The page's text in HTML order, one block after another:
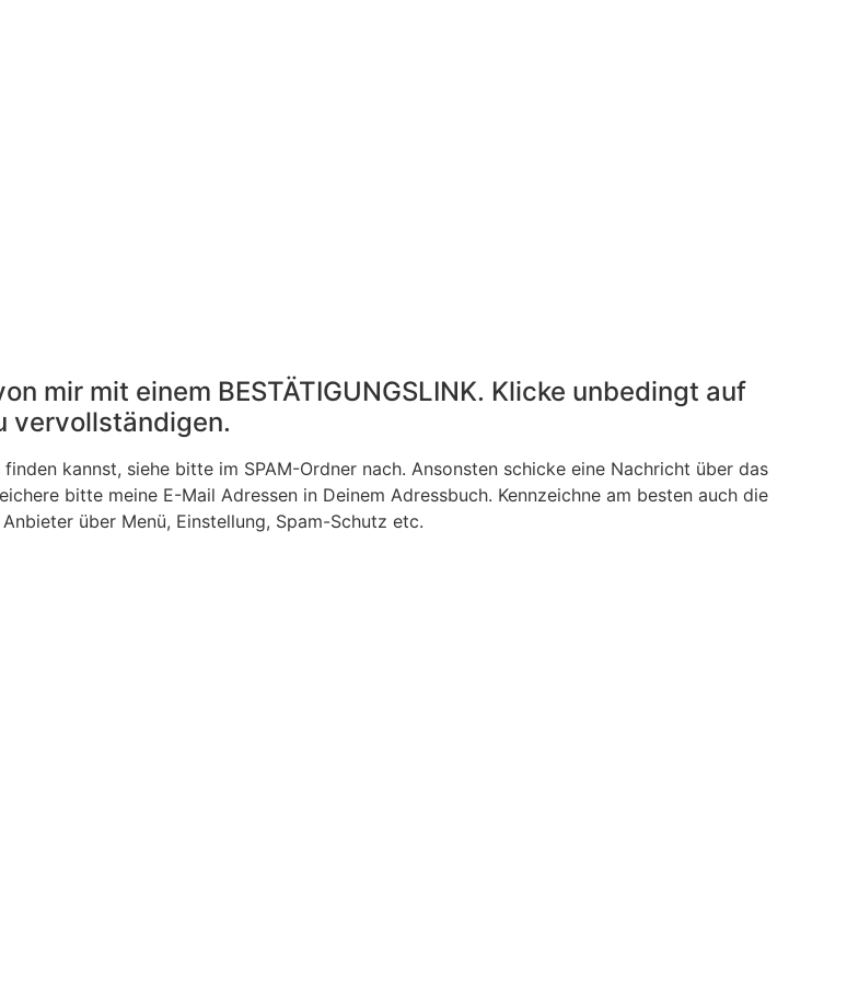
mir mit einem BESTÄTIGUNGSLINK. Klicke unbedingt auf
vervollständigen.
kannst, siehe bitte im SPAM-Ordner nach. Ansonsten schicke eine Nachricht über das
bitte meine E-Mail Adressen in Deinem Adressbuch. Kennzeichne am besten auch die
über Menü, Einstellung, Spam-Schutz etc.